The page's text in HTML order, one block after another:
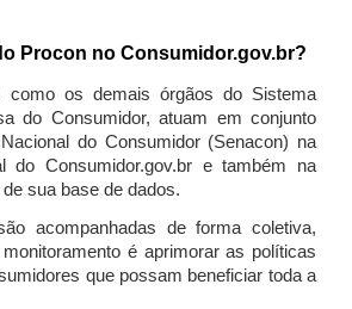
Procon no Consumidor.gov.br?
como os demais órgãos do Sistema
do Consumidor, atuam em conjunto
do Consumidor (Senacon) na
do Consumidor.gov.br e também na
sua base de dados.
acompanhadas de forma coletiva,
é aprimorar as políticas
que possam beneficiar toda a